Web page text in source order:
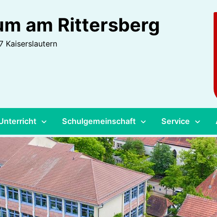
am Rittersberg
Kaiserslautern
Schulgemeinschaft Service